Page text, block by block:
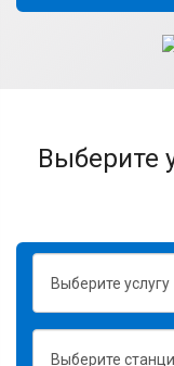
выберите услугу или ближайший